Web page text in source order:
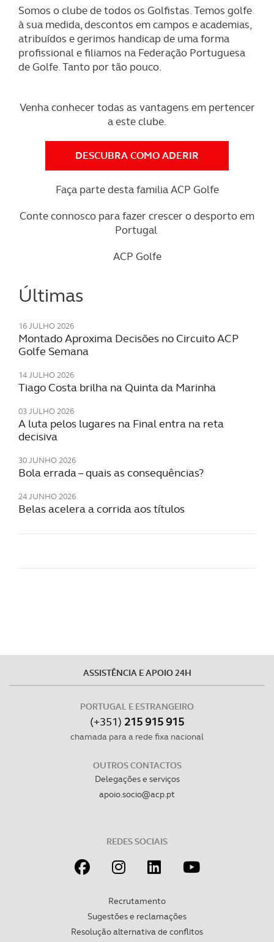
consentimento e quando tal se afigure estritamente
necessário no contexto dos serviços a prestar.
Realçamos que o bloqueio de certo tipo de Cookies e
tecnologias similares pode ter impacto na sua
Consulte a política de cookies do site.
Somos o clube de todos os Golfistas. Temos golfe
à sua medida, descontos em campos e academias,
atribuídos e gerimos handicap de uma forma
profissional e filiamos na Federação Portuguesa
de Golfe. Tanto por tão pouco.
Venha conhecer todas as vantagens em pertencer
a este clube.
DESCUBRA COMO ADERIR
Faça parte desta familia ACP Golfe
Conte connosco para fazer crescer o desporto em
Portugal
ACP Golfe
Últimas
16 JULHO 2026
Montado Aproxima Decisões no Circuito ACP
Golfe Semana
14 JULHO 2026
Tiago Costa brilha na Quinta da Marinha
03 JULHO 2026
A luta pelos lugares na Final entra na reta
decisiva
30 JUNHO 2026
Bola errada – quais as consequências?
24 JUNHO 2026
Belas acelera a corrida aos títulos
ASSISTÊNCIA E APOIO 24H
PORTUGAL E ESTRANGEIRO
(+351) 215 915 915
chamada para a rede fixa nacional
OUTROS CONTACTOS
Delegações e serviços
apoio.socio@acp.pt
REDES SOCIAIS
Recrutamento
Sugestões e reclamações
Resolução alternativa de conflitos